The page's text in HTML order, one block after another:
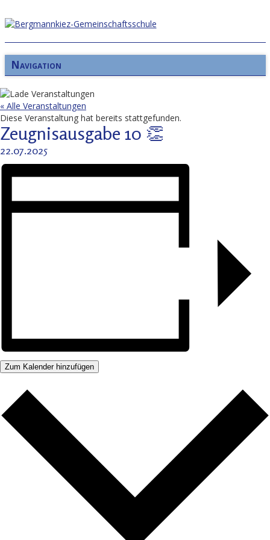
Navigation
« Alle Veranstaltungen
Diese Veranstaltung hat bereits stattgefunden.
Zeugnisausgabe 10 👏
22.07.2025
Zum Kalender hinzufügen